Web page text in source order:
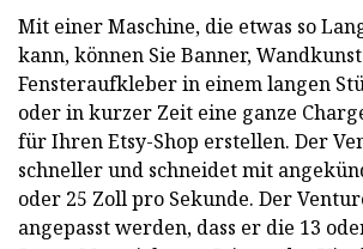
Mit einer Maschine, die etwas so
kann, können Sie Banner,
Fensteraufkleber in einem langen
oder in kurzer Zeit eine ganze
für Ihren Etsy-Shop erstellen. Der
schneller und schneidet mit
oder 25 Zoll pro Sekunde. Der
angepasst werden, dass er die 13